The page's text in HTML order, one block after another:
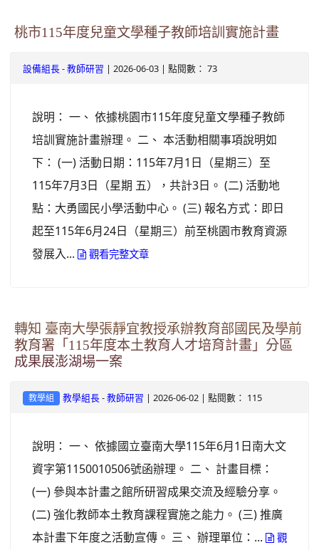
桃市115年度兒童文學種子教師培訓實施計畫
設備組長 - 教師研習 | 2026-06-03 | 點閱數： 73
說明： 一、 依據桃園市115年度兒童文學種子教師
培訓實施計畫辦理。 二、 本活動相關事項說明如
下： (一) 活動日期：115年7月1日（星期三）至
115年7月3日（星期 五），共計3日。 (二) 活動地
點：大勇國民小學活動中心。 (三) 報名方式：即日
起至115年6月24日（星期三）前至桃園市教育資源
發展入...
觀看完整文章
轉知 臺南大學張靜宜教授承辦教育部國民及學前
教育署「115年度本土教育人才培育計畫」分區
成果展澎湖場一案
教學組 教學組長- 教師研習 | 2026-06-02 | 點閱數： 115
說明： 一、 依據國立臺南大學115年6月1日南大文
資字第1150010506號函辦理。 二、 計畫目標：
(一) 參與本計畫之館所研習成果交流及經驗分享。
(二) 強化教師本土教育課程實施之能力。 (三) 推廣
本計畫下年度之活動宣傳。 三、 辦理單位：...
觀